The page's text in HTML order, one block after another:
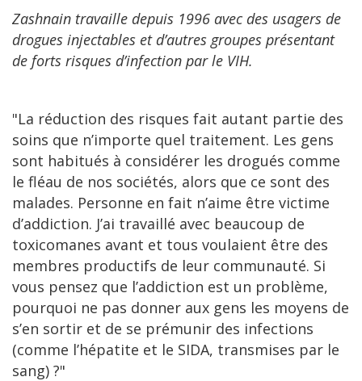
Zashnain travaille depuis 1996 avec des usagers de
drogues injectables et d’autres groupes présentant
de forts risques d’infection par le VIH.
"La réduction des risques fait autant partie des
soins que n’importe quel traitement. Les gens
sont habitués à considérer les drogués comme
le fléau de nos sociétés, alors que ce sont des
malades. Personne en fait n’aime être victime
d’addiction. J’ai travaillé avec beaucoup de
toxicomanes avant et tous voulaient être des
membres productifs de leur communauté. Si
vous pensez que l’addiction est un problème,
pourquoi ne pas donner aux gens les moyens de
s’en sortir et de se prémunir des infections
(comme l’hépatite et le SIDA, transmises par le
sang) ?"